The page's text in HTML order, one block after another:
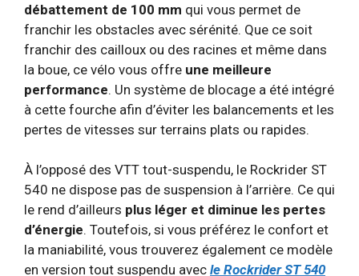
débattement de 100 mm qui vous permet de
franchir les obstacles avec sérénité. Que ce soit
franchir des cailloux ou des racines et même dans
la boue, ce vélo vous offre une meilleure
performance. Un système de blocage a été intégré
à cette fourche afin d’éviter les balancements et les
pertes de vitesses sur terrains plats ou rapides.
À l’opposé des VTT tout-suspendu, le Rockrider ST
540 ne dispose pas de suspension à l’arrière. Ce qui
le rend d’ailleurs plus léger et diminue les pertes
d’énergie. Toutefois, si vous préférez le confort et
la maniabilité, vous trouverez également ce modèle
en version tout suspendu avec le Rockrider ST 540